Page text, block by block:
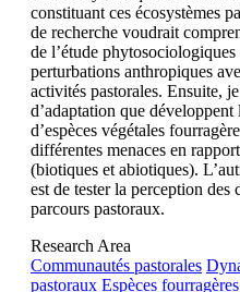
constituant ces écosystèmes
de recherche voudrait
de l’étude phytosociologiques
perturbations anthropiques
activités pastorales. Ensuite,
d’adaptation que
d’espèces végétales
différentes menaces en
(biotiques et abiotiques).
est de tester la perception des
parcours pastoraux.
Research Area
Communautés pastorales
pastoraux Espèces fourragères